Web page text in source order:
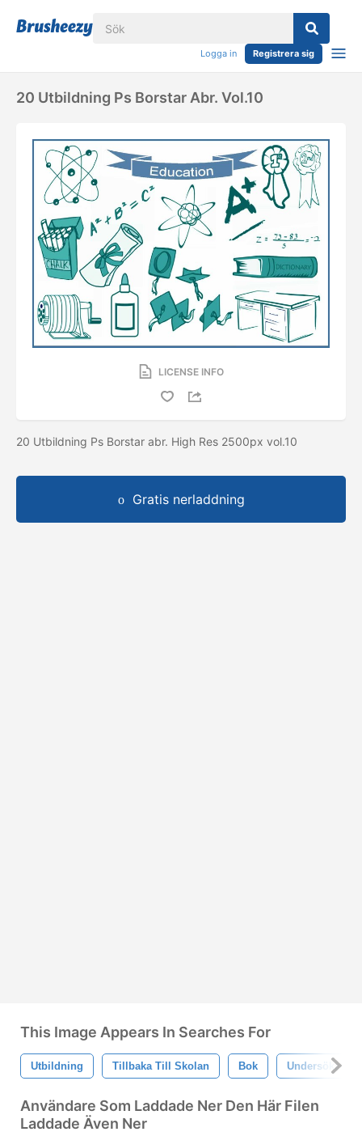
Logga in Registrera sig
20 Utbildning Ps Borstar Abr. Vol.10
LICENSE INFO
20 Utbildning Ps Borstar abr. High Res 2500px vol.10
Gratis nerladdning
This Image Appears In Searches For
Utbildning Tillbaka Till Skolan Bok Undersöka
Användare Som Laddade Ner Den Här Filen
Laddade Även Ner